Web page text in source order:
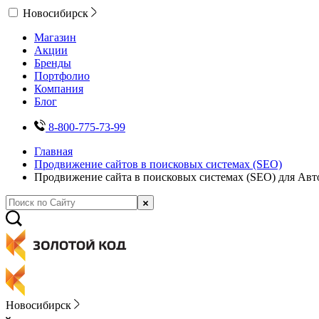
Новосибирск
Магазин
Акции
Бренды
Портфолио
Компания
Блог
8-800-775-73-99
Главная
Продвижение сайтов в поисковых системах (SEO)
Продвижение сайта в поисковых системах (SEO) для
Новосибирск